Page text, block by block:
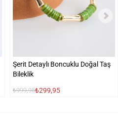
Şerit Detaylı Boncuklu Doğal Taş
Bileklik
₺999,95₺299,95